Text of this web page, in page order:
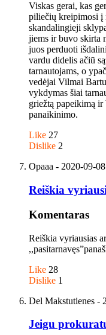
Viskas gerai, kas
piliečių kreipimosi į
skandalingieji
jiems ir buvo skirta
juos perduoti
vardu didelis ačiū
tarnautojams, o
vedėjai Vilmai
vykdymas šiai
griežtą papeikimą
panaikinimo.
Like 27
Dislike 2
Opaaa - 2020-09-
Reiškia
Komentaras
Reiškia vyriausias
Like 28
Dislike 1
Del Makstutienes -
Jeigu